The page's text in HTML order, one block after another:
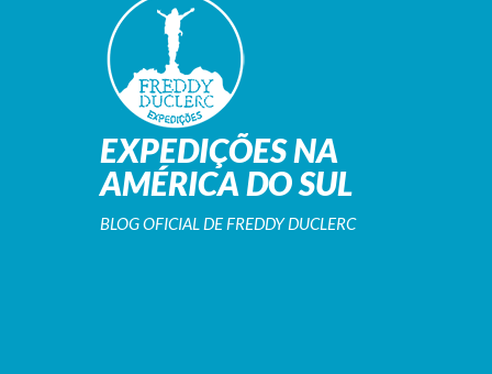
EXPEDIÇÕES NA
AMÉRICA DO SUL
BLOG OFICIAL DE FREDDY DUCLERC